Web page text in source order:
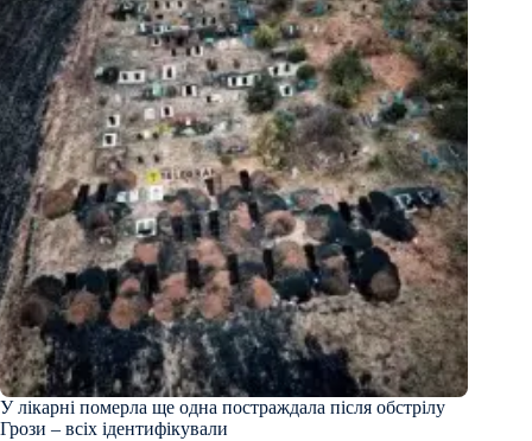
У лікарні померла ще одна постраждала після обстрілу
Грози – всіх ідентифікували